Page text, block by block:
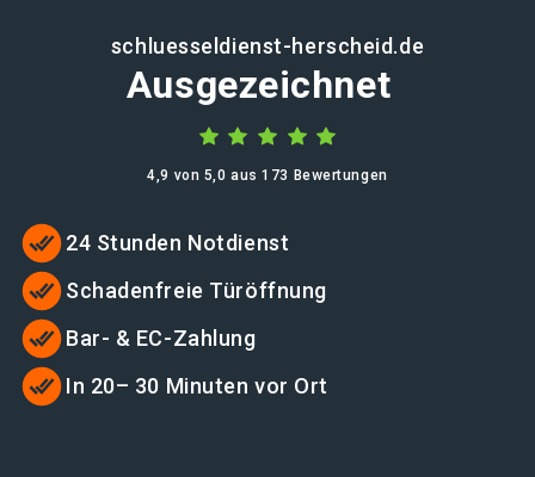
schluesseldienst-herscheid.de
Ausgezeichnet
4,9 von 5,0 aus 173 Bewertungen
24 Stunden Notdienst
Schadenfreie Türöffnung
Bar- & EC-Zahlung
In 20– 30 Minuten vor Ort